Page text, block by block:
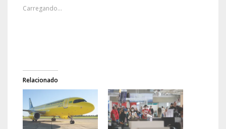
Carregando...
Relacionado